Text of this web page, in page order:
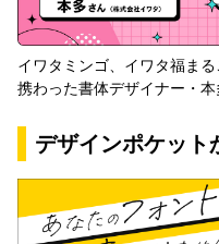
イワタミンゴ、イワタ福ま
携わった書体デザイナー・
デザインポケット